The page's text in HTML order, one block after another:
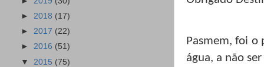
Pasmem, foi o
água, a não
► 2018 (17)
► 2017 (22)
► 2016 (51)
▼ 2015 (75)